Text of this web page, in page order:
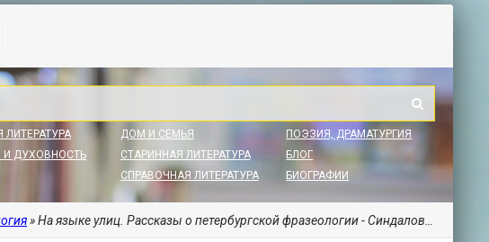
ЛИТЕРАТУРА
И ДУХОВНОСТЬ
ДОМ И СЕМЬЯ
СТАРИННАЯ ЛИТЕРАТУРА
СПРАВОЧНАЯ ЛИТЕРАТУРА
ПОЭЗИЯ, ДРАМАТУРГИЯ
БЛОГ
БИОГРАФИИ
» На языке улиц. Рассказы о петербургской фразеологии - Синдаловский Наум Александрович